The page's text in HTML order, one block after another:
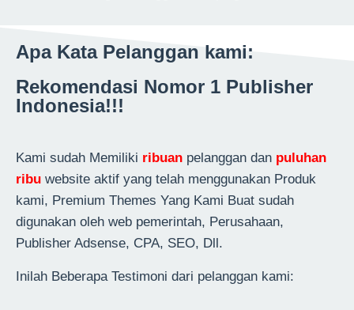
Apa Kata Pelanggan kami:
Rekomendasi Nomor 1 Publisher
Indonesia!!!
Kami sudah Memiliki ribuan pelanggan dan puluhan
ribu website aktif yang telah menggunakan Produk
kami, Premium Themes Yang Kami Buat sudah
digunakan oleh web pemerintah, Perusahaan,
Publisher Adsense, CPA, SEO, Dll.
Inilah Beberapa Testimoni dari pelanggan kami: